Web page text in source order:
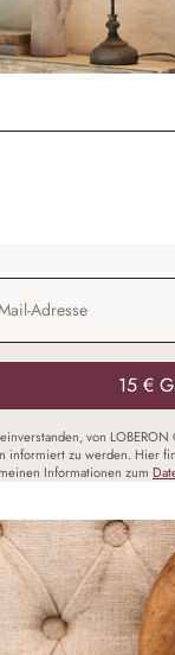
15 €
von
informiert zu werden. Hier
Informationen zum